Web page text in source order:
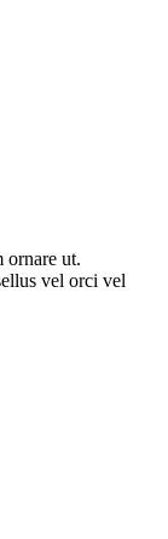
ornare ut.
vel orci vel